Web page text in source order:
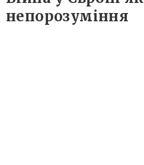
непорозуміння